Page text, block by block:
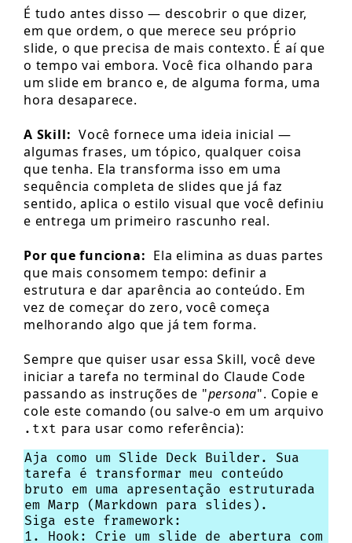
É tudo antes disso — descobrir o que dizer,
em que ordem, o que merece seu próprio
slide, o que precisa de mais contexto. É aí que
o tempo vai embora. Você fica olhando para
um slide em branco e, de alguma forma, uma
hora desaparece.
A Skill: Você fornece uma ideia inicial —
algumas frases, um tópico, qualquer coisa
que tenha. Ela transforma isso em uma
sequência completa de slides que já faz
sentido, aplica o estilo visual que você definiu
e entrega um primeiro rascunho real.
Por que funciona: Ela elimina as duas partes
que mais consomem tempo: definir a
estrutura e dar aparência ao conteúdo. Em
vez de começar do zero, você começa
melhorando algo que já tem forma.
Sempre que quiser usar essa Skill, você deve
iniciar a tarefa no terminal do Claude Code
passando as instruções de "persona". Copie e
cole este comando (ou salve-o em um arquivo
.txt para usar como referência):
Aja como um Slide Deck Builder. Sua
tarefa é transformar meu conteúdo
bruto em uma apresentação estruturada
em Marp (Markdown para slides).
Siga este framework:
1. Hook: Crie um slide de abertura com